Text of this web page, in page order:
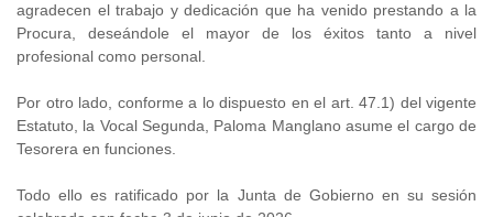
agradecen el trabajo y dedicación que ha venido prestando a la
Procura, deseándole el mayor de los éxitos tanto a nivel
profesional como personal.
Por otro lado, conforme a lo dispuesto en el art. 47.1) del vigente
Estatuto, la Vocal Segunda, Paloma Manglano asume el cargo de
Tesorera en funciones.
Todo ello es ratificado por la Junta de Gobierno en su sesión